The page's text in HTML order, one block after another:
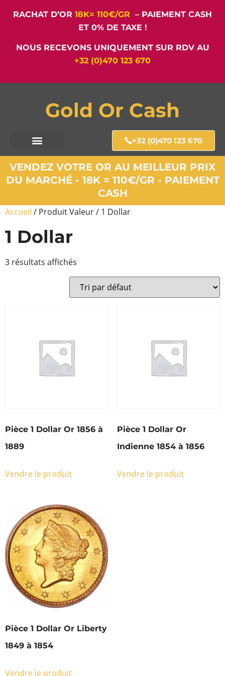
RACHAT D’OR 18K= 110€/GR – PAIEMENT CASH
ET 0% DE TAXE !
NOUS RECEVONS UNIQUEMENT SUR RDV AU
+32 (0)470 123 670
Gold Or Cash
+32 (0)470 123 670
VENDEZ VOTRE OR AU MEILLEUR PRIX
DU MARCHÉ - 18K = 110€/GR - PAIEMENT
CASH
Accueil / Produit Valeur / 1 Dollar
1 Dollar
3 résultats affichés
Pièce 1 Dollar Or 1856 à
1889
Vendre le produit
Pièce 1 Dollar Or
Indienne 1854 à 1856
Vendre le produit
Pièce 1 Dollar Or Liberty
1849 à 1854
Vendre le produit